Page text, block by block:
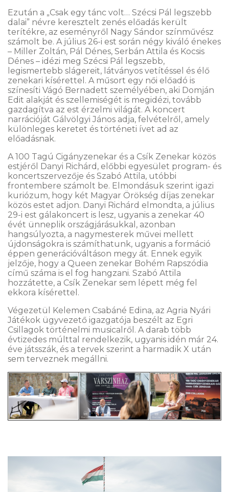
Ezután a „Csak egy tánc volt… Szécsi Pál legszebb
dalai” névre keresztelt zenés előadás került
terítékre, az eseményről Nagy Sándor színművész
számolt be. A július 26-i est során négy kiváló énekes
– Miller Zoltán, Pál Dénes, Serbán Attila és Kocsis
Dénes – idézi meg Szécsi Pál legszebb,
legismertebb slágereit, látványos vetítéssel és élő
zenekari kísérettel. A műsort egy női előadó is
színesíti Vágó Bernadett személyében, aki Domján
Edit alakját és szellemiségét is megidézi, tovább
gazdagítva az est érzelmi világát. A koncert
narrációját Gálvölgyi János adja, felvételről, amely
különleges keretet és történeti ívet ad az
előadásnak.
A 100 Tagú Cigányzenekar és a Csík Zenekar közös
estjéről Danyi Richárd, előbbi egyesület program- és
koncertszervezője és Szabó Attila, utóbbi
frontembere számolt be. Elmondásuk szerint igazi
kuriózum, hogy két Magyar Örökség díjas zenekar
közös estet adjon. Danyi Richárd elmondta, a július
29-i est gálakoncert is lesz, ugyanis a zenekar 40
évét ünneplik országjárásukkal, azonban
hangsúlyozta, a nagymesterek művei mellett
újdonságokra is számíthatunk, ugyanis a formáció
éppen generációváltáson megy át. Ennek egyik
jelzője, hogy a Queen zenekar Bohém Rapszódia
című száma is el fog hangzani. Szabó Attila
hozzátette, a Csík Zenekar sem lépett még fel
ekkora kísérettel.
Végezetül Kelemen Csabáné Edina, az Agria Nyári
Játékok ügyvezető igazgatója beszélt az Egri
Csillagok történelmi musicalről. A darab több
évtizedes múlttal rendelkezik, ugyanis idén már 24.
éve játsszák, és a tervek szerint a harmadik X után
sem terveznek megállni.